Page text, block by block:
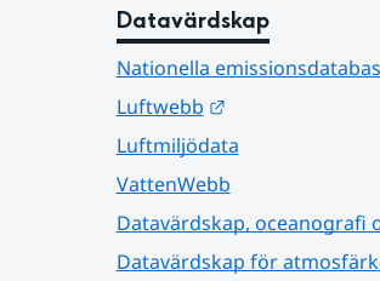
Datavärdskap
Nationella
Luftwebb
Länk till annan
Luftmiljödata
VattenWebb
Datavärdskap, oceanografi
Datavärdskap för